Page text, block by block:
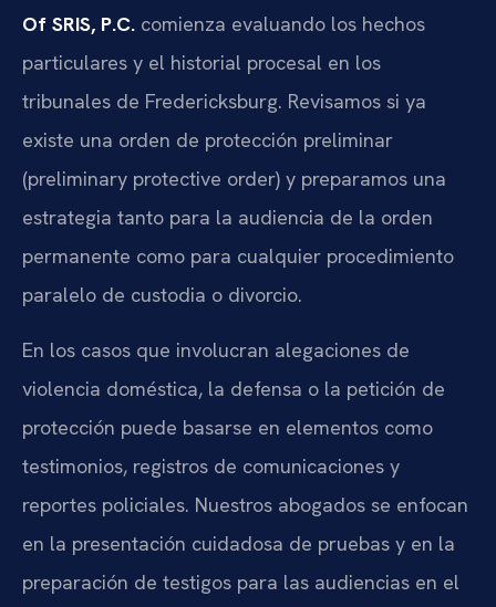
Of SRIS, P.C. comienza evaluando los hechos
particulares y el historial procesal en los
tribunales de Fredericksburg. Revisamos si ya
existe una orden de protección preliminar
(preliminary protective order) y preparamos una
estrategia tanto para la audiencia de la orden
permanente como para cualquier procedimiento
paralelo de custodia o divorcio.
En los casos que involucran alegaciones de
violencia doméstica, la defensa o la petición de
protección puede basarse en elementos como
testimonios, registros de comunicaciones y
reportes policiales. Nuestros abogados se enfocan
en la presentación cuidadosa de pruebas y en la
preparación de testigos para las audiencias en el